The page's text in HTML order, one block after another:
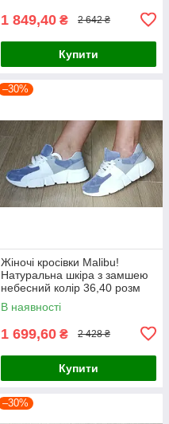
1 849,40 ₴ 2 642 ₴
Купити
–30%
Жіночі кросівки Malibu!
Натуральна шкіра з замшею
небесний колір 36,40 розм
В наявності
1 699,60 ₴ 2 428 ₴
Купити
–30%